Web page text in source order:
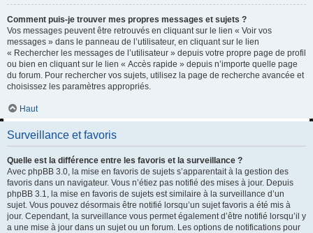
Comment puis-je trouver mes propres messages et sujets ?
Vos messages peuvent être retrouvés en cliquant sur le lien « Voir vos
messages » dans le panneau de l’utilisateur, en cliquant sur le lien
« Rechercher les messages de l’utilisateur » depuis votre propre page de profil
ou bien en cliquant sur le lien « Accès rapide » depuis n’importe quelle page
du forum. Pour rechercher vos sujets, utilisez la page de recherche avancée et
choisissez les paramètres appropriés.
Haut
Surveillance et favoris
Quelle est la différence entre les favoris et la surveillance ?
Avec phpBB 3.0, la mise en favoris de sujets s’apparentait à la gestion des
favoris dans un navigateur. Vous n’étiez pas notifié des mises à jour. Depuis
phpBB 3.1, la mise en favoris de sujets est similaire à la surveillance d’un
sujet. Vous pouvez désormais être notifié lorsqu’un sujet favoris a été mis à
jour. Cependant, la surveillance vous permet également d’être notifié lorsqu’il y
a une mise à jour dans un sujet ou un forum. Les options de notifications pour